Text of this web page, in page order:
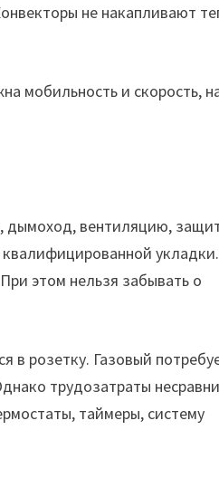
не накапливают
мобильность и скорость,
дымоход, вентиляцию,
укладки.
этом нельзя забывать о
в розетку. Газовый
трудозатраты
таймеры, систему